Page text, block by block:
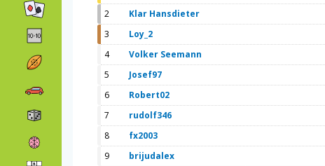
2
Klar Hansdieter
3
Loy_2
4
Volker Seemann
5
Josef97
6
Robert02
7
rudolf346
8
fx2003
9
brijudalex